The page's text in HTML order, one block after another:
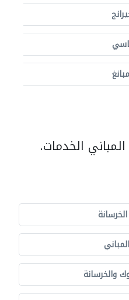
الخدمات.
والخرسانة